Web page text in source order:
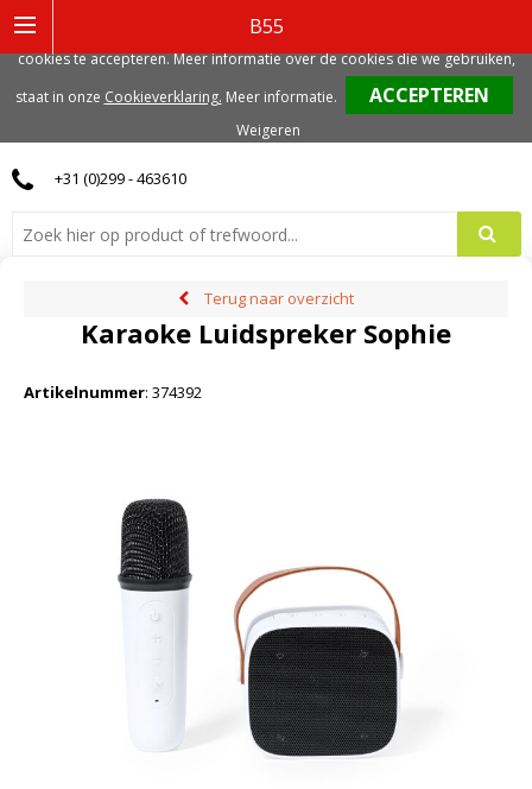
B55
0
+31 (0)299 - 463610
Terug naar overzicht
Karaoke Luidspreker Sophie
Artikelnummer: 374392
gerelateerde cookies. Voor de beste gebruikerservaring, adviseren we deze
cookies te accepteren. Meer informatie over de cookies die we gebruiken,
staat in onze Cookieverklaring. Meer informatie.
Weigeren